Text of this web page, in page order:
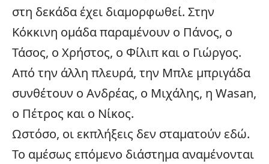
στη δεκάδα έχει διαμορφωθεί. Στην
Κόκκινη ομάδα παραμένουν ο Πάνος, ο
Τάσος, ο Χρήστος, ο Φίλιπ και ο Γιώργος.
Από την άλλη πλευρά, την Μπλε μπριγάδα
συνθέτουν ο Ανδρέας, ο Μιχάλης, η Wasan,
ο Πέτρος και ο Νίκος.
Ωστόσο, οι εκπλήξεις δεν σταματούν εδώ.
Το αμέσως επόμενο διάστημα αναμένονται